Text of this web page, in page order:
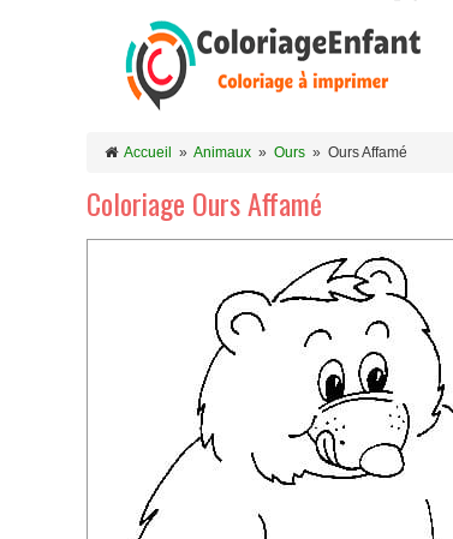
Accueil » Animaux » Ours » Ours Affamé
Coloriage Ours Affamé